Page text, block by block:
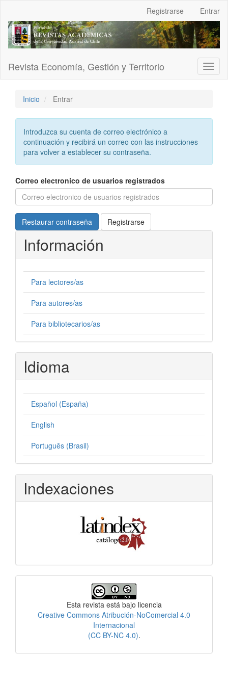
Contenido
principal
Barra
Registrarse Entrar
Revista Economía, Gestión y Territorio
Inicio Entrar
Introduzca su cuenta de correo electrónico a
continuación y recibirá un correo con las instrucciones
para volver a establecer su contraseña.
Correo electronico de usuarios registrados
Restaurar contraseña Registrarse
Información
Para lectores/as
Para autores/as
Para bibliotecarios/as
Idioma
Español (España)
English
Português (Brasil)
Indexaciones
Esta revista está bajo licencia
Creative Commons Atribución-NoComercial 4.0
Internacional
(CC BY-NC 4.0).